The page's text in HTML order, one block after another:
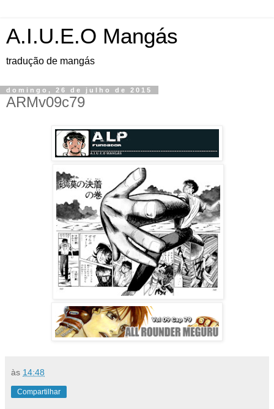
A.I.U.E.O Mangás
tradução de mangás
domingo, 26 de julho de 2015
ARMv09c79
às 14:48
Compartilhar